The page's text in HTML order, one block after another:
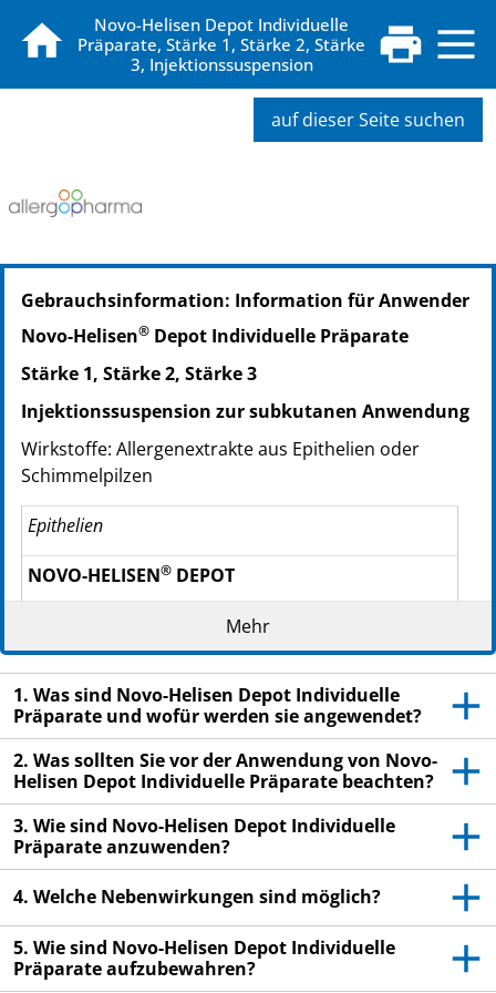
Novo-Helisen Depot Individuelle
Präparate, Stärke 1, Stärke 2, Stärke
3, Injektionssuspension
auf dieser Seite suchen
PZN: 15741699
PPN: 111574169980
PZN: 15741713
PZN: 15741736
PPN: 111574173693
PZN: 15741742
PPN: 111574174259
PZN: 15741759
PPN: 111574175949
PZN: 15741765
PPN: 111574176515
PZN: 15741771
PZN: 15741788
PPN: 111574178868
PZN: 15741794
PPN: 111574179434
PZN: 15741802
PPN: 111574180228
PZN: 15741819
PPN: 111574181918
PZN: 15741825
PPN: 111574182581
Gebrauchsinformation: Information für Anwender
Novo-Helisen® Depot Individuelle Präparate
Stärke 1, Stärke 2, Stärke 3
Injektionssuspension zur subkutanen Anwendung
Wirkstoffe: Allergenextrakte aus Epithelien oder
Schimmelpilzen
Epi­the­li­en
NOVO-HELISEN® DE­POT
306 Hundeepithelien 100 %
NOVO-HELISEN®DE­POT
309 Katzenepithelien 100 %
NOVO-HELISEN ®
DE­POT
314 Pferdeepithelien 100 %
Schimmelpilze
NOVO-HELISEN DE­POT
400 Alternaria alternata 100 %
Lesen Sie die gesamte Packungsbeilage sorgfältig
Mehr
1. Was sind Novo-Helisen Depot Individuelle
Präparate und wofür werden sie angewendet?
2. Was sollten Sie vor der Anwendung von Novo-
Helisen Depot Individuelle Präparate beachten?
3. Wie sind Novo-Helisen Depot Individuelle
Präparate anzuwenden?
4. Welche Nebenwirkungen sind möglich?
5. Wie sind Novo-Helisen Depot Individuelle
Präparate aufzubewahren?